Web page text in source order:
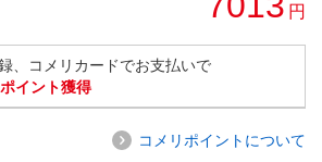
円
、コメリカードでお支払いで
イント獲得
コメリポイントについて